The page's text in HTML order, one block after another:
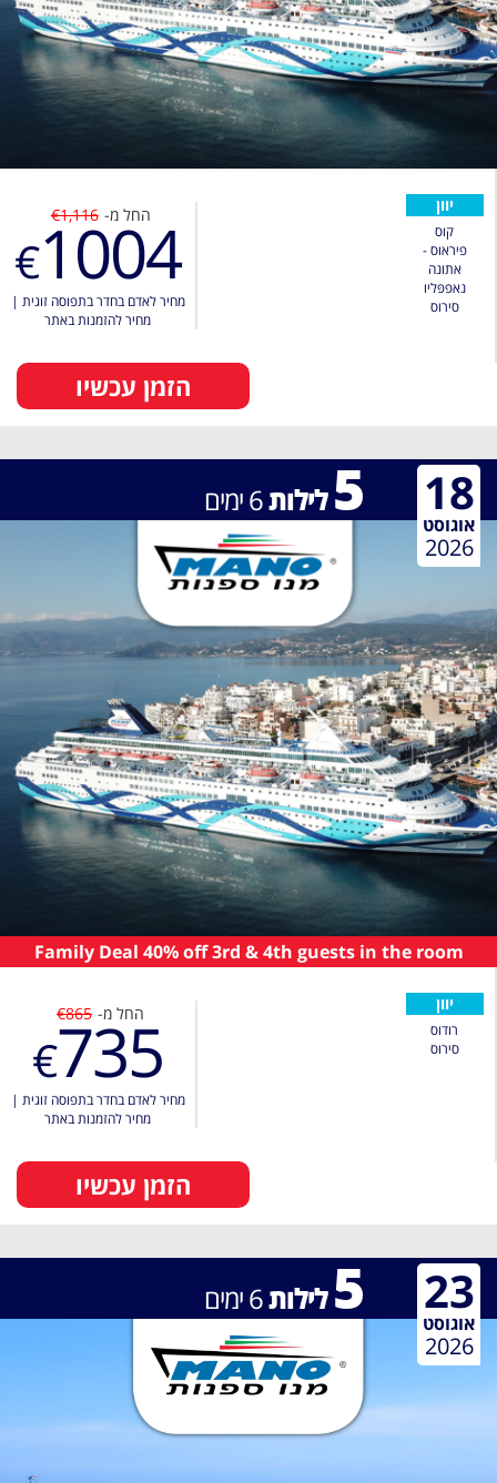
יוון
קוס
פיראוס -
אתונה
נאפפּליו
סירוס
החל מ- €1,116
€1004
מחיר לאדם בחדר בתפוסה זוגית |
מחיר להזמנות באתר
הזמן עכשיו
5 לילות6ימים
Family Deal 40% off 3rd & 4th guests in the room
18
אוגוסט
2026
יוון
רודוס
סירוס
החל מ- €865
€735
מחיר לאדם בחדר בתפוסה זוגית |
מחיר להזמנות באתר
הזמן עכשיו
5 לילות6ימים 23
אוגוסט
2026